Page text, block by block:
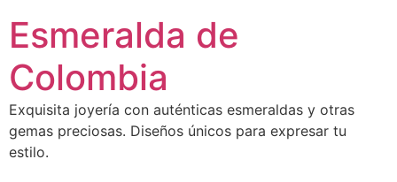
Esmeralda de
Colombia
Exquisita joyería con auténticas esmeraldas y otras
gemas preciosas. Diseños únicos para expresar tu
estilo.